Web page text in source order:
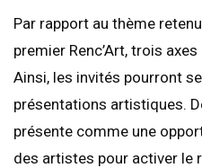
Par rapport au thème
premier Renc’Art, trois
Ainsi, les invités pourront
présentations artistiques.
présente comme une
des artistes pour activer le